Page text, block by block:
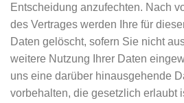
Entscheidung anzufechten. Nach
des Vertrages werden Ihre für
Daten gelöscht, sofern Sie nicht
weitere Nutzung Ihrer Daten
uns eine darüber hinausgehende
vorbehalten, die gesetzlich erlaubt